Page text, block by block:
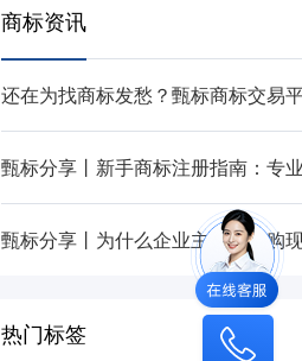
商标资讯
热门标签